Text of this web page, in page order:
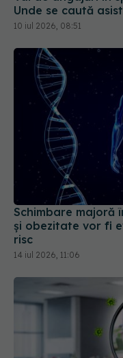
Schimbare majoră
și obezitate vor fi
14 iul 2026, 11:06